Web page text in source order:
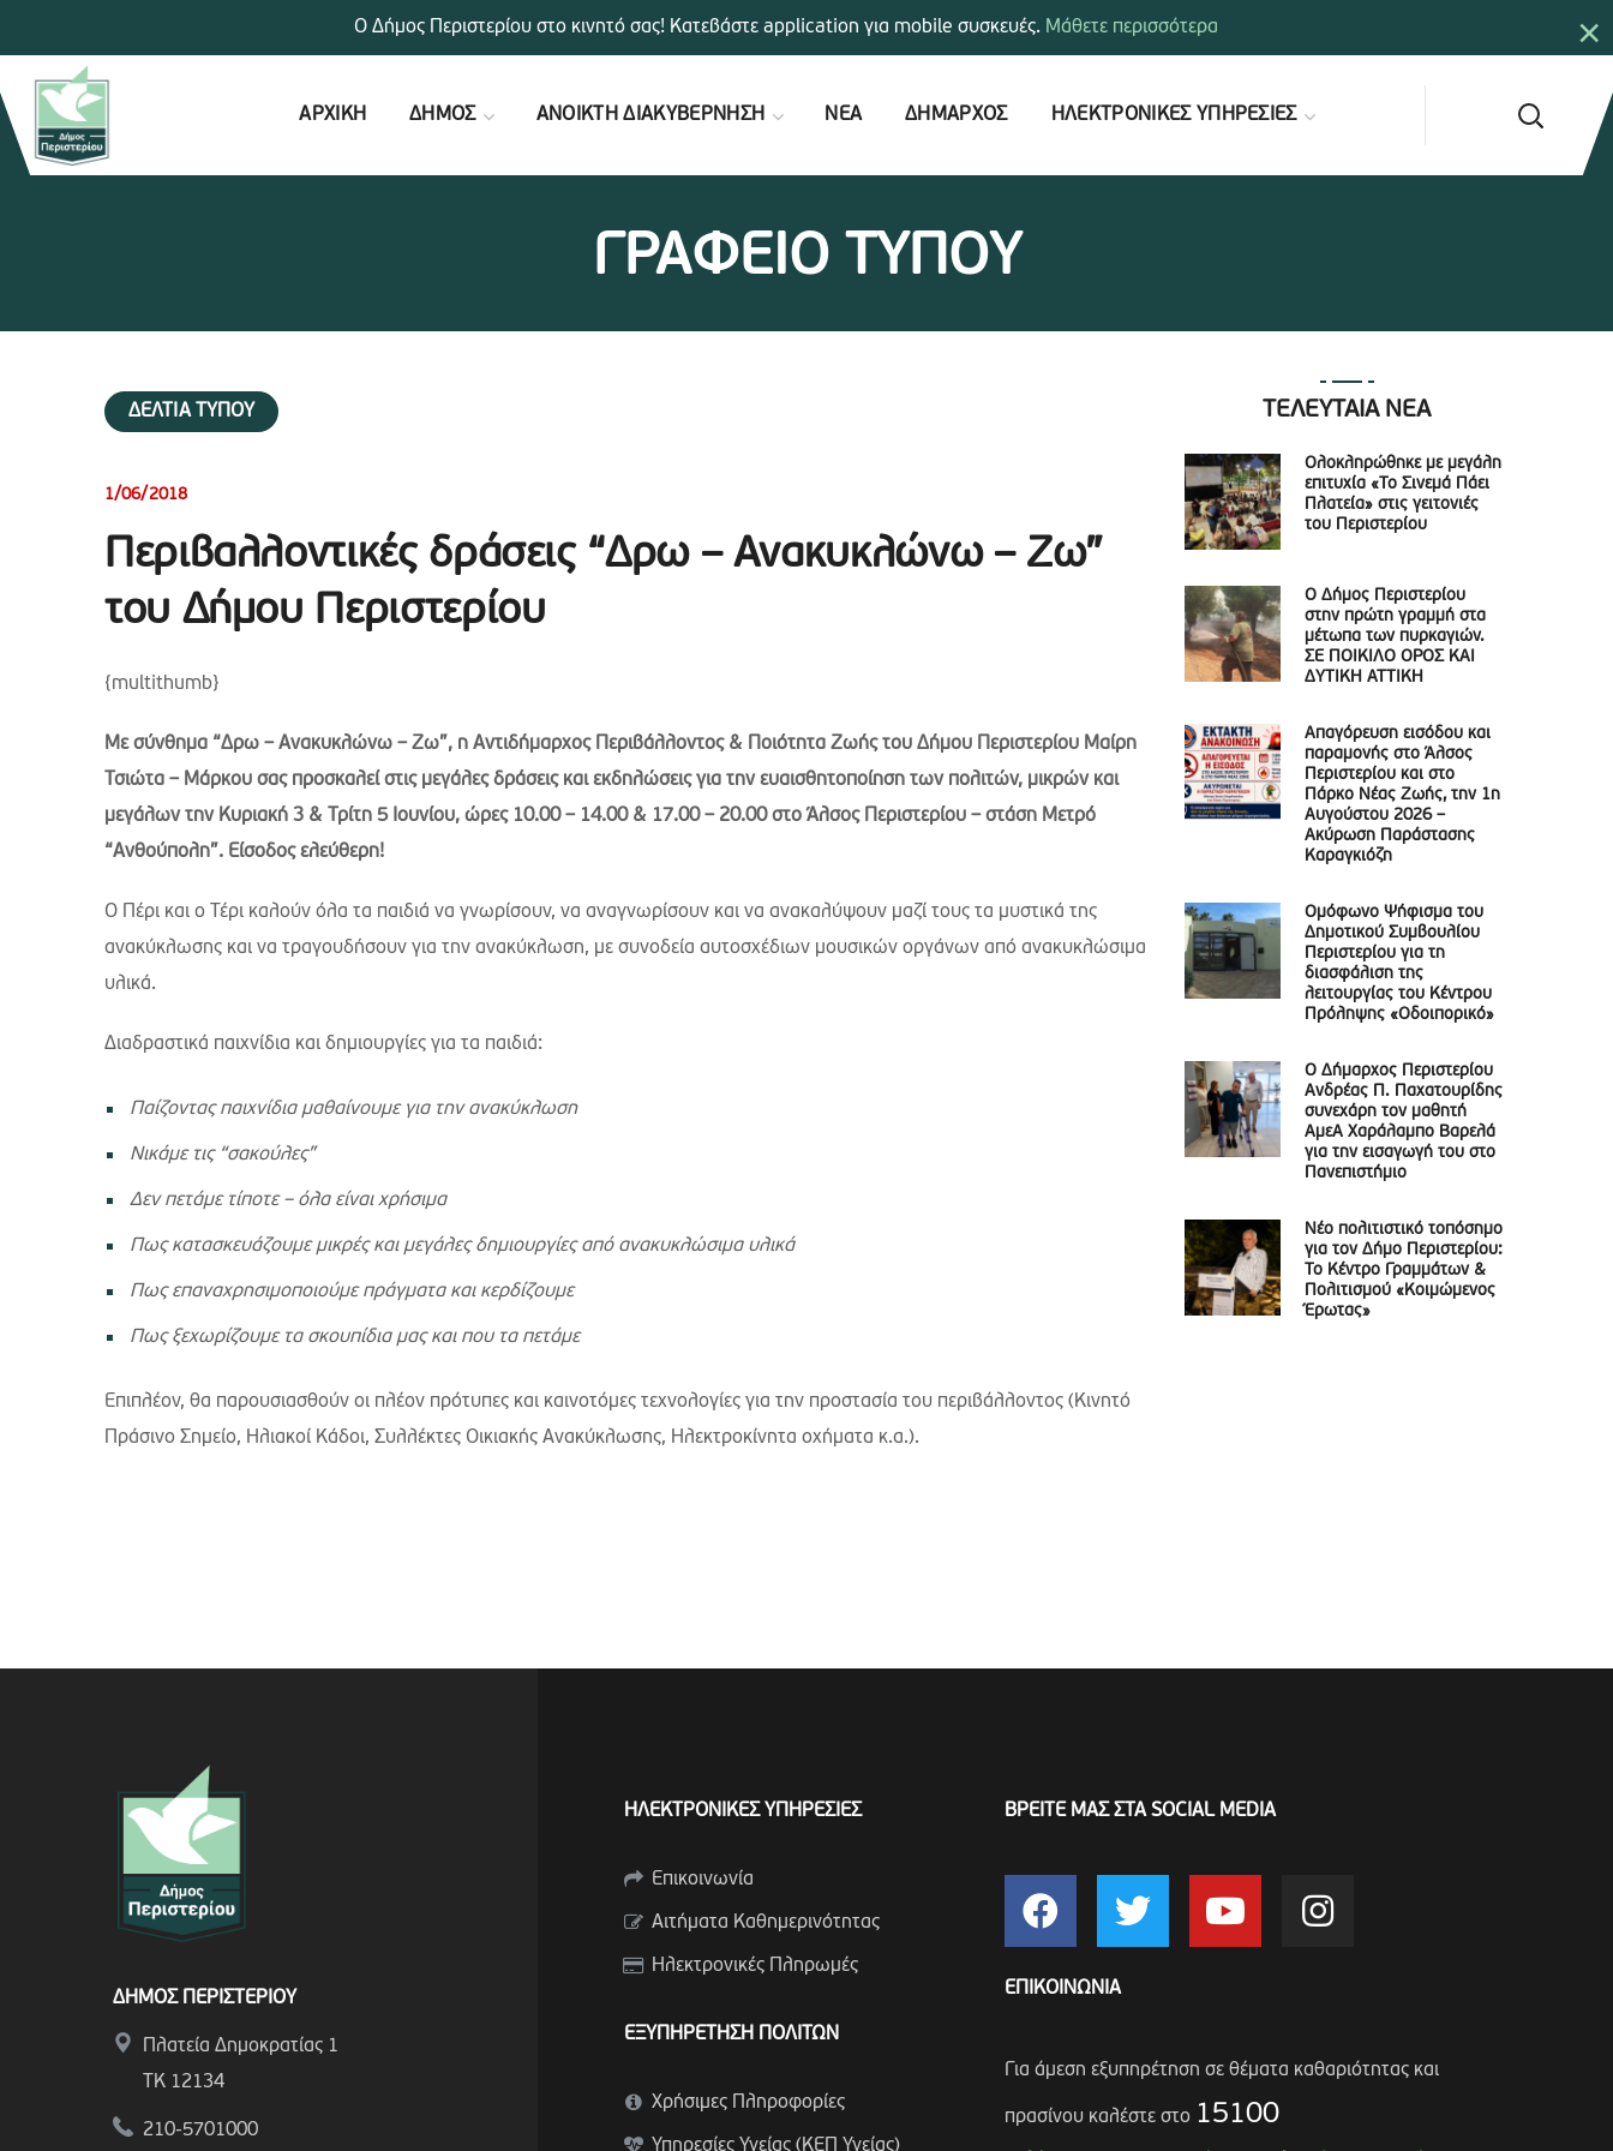
ΑΡΧΙΚΗ ΔΗΜΟΣ ΑΝΟΙΚΤΗ ΔΙΑΚΥΒΕΡΝΗΣΗ ΝΕΑ ΔΗΜΑΡΧΟΣ ΗΛΕΚΤΡΟΝΙΚΕΣ ΥΠΗΡΕΣΙΕΣ
ΓΡΑΦΕΙΟ ΤΥΠΟΥ
ΔΕΛΤΙΑ ΤΥΠΟΥ
1/06/2018
Περιβαλλοντικές δράσεις “Δρω – Ανακυκλώνω – Ζω”
του Δήμου Περιστερίου
{multithumb}
Με σύνθημα “Δρω – Ανακυκλώνω – Ζω”, η Αντιδήμαρχος Περιβάλλοντος & Ποιότητα Ζωής του Δήμου Περιστερίου Μαίρη
Τσιώτα – Μάρκου σας προσκαλεί στις μεγάλες δράσεις και εκδηλώσεις για την ευαισθητοποίηση των πολιτών, μικρών και
μεγάλων την Κυριακή 3 & Τρίτη 5 Ιουνίου, ώρες 10.00 – 14.00 & 17.00 – 20.00 στο Άλσος Περιστερίου – στάση Μετρό
“Ανθούπολη”. Είσοδος ελεύθερη!
Ο Πέρι και ο Τέρι καλούν όλα τα παιδιά να γνωρίσουν, να αναγνωρίσουν και να ανακαλύψουν μαζί τους τα μυστικά της
ανακύκλωσης και να τραγουδήσουν για την ανακύκλωση, με συνοδεία αυτοσχέδιων μουσικών οργάνων από ανακυκλώσιμα
υλικά.
Διαδραστικά παιχνίδια και δημιουργίες για τα παιδιά:
Παίζοντας παιχνίδια μαθαίνουμε για την ανακύκλωση
Νικάμε τις “σακούλες”
Δεν πετάμε τίποτε – όλα είναι χρήσιμα
Πως κατασκευάζουμε μικρές και μεγάλες δημιουργίες από ανακυκλώσιμα υλικά
Πως επαναχρησιμοποιούμε πράγματα και κερδίζουμε
Πως ξεχωρίζουμε τα σκουπίδια μας και που τα πετάμε
Επιπλέον, θα παρουσιασθούν οι πλέον πρότυπες και καινοτόμες τεχνολογίες για την προστασία του περιβάλλοντος (Κινητό
Πράσινο Σημείο, Ηλιακοί Κάδοι, Συλλέκτες Οικιακής Ανακύκλωσης, Ηλεκτροκίνητα οχήματα κ.α.).
ΤΕΛΕΥΤΑΙΑ ΝΕΑ
Ολοκληρώθηκε με μεγάλη
επιτυχία «Το Σινεμά Πάει
Πλατεία» στις γειτονιές
του Περιστερίου
Ο Δήμος Περιστερίου
στην πρώτη γραμμή στα
μέτωπα των πυρκαγιών.
ΣΕ ΠΟΙΚΙΛΟ ΟΡΟΣ ΚΑΙ
ΔΥΤΙΚΗ ΑΤΤΙΚΗ
Απαγόρευση εισόδου και
παραμονής στο Άλσος
Περιστερίου και στο
Πάρκο Νέας Ζωής, την 1η
Αυγούστου 2026 –
Ακύρωση Παράστασης
Καραγκιόζη
Ομόφωνο Ψήφισμα του
Δημοτικού Συμβουλίου
Περιστερίου για τη
διασφάλιση της
λειτουργίας του Κέντρου
Πρόληψης «Οδοιπορικό»
Ο Δήμαρχος Περιστερίου
Ανδρέας Π. Παχατουρίδης
συνεχάρη τον μαθητή
ΑμεΑ Χαράλαμπο Βαρελά
για την εισαγωγή του στο
Πανεπιστήμιο
Νέο πολιτιστικό τοπόσημο
για τον Δήμο Περιστερίου:
Το Κέντρο Γραμμάτων &
Πολιτισμού «Κοιμώμενος
Έρωτας»
ΔΗΜΟΣ ΠΕΡΙΣΤΕΡΙΟΥ
Πλατεία Δημοκρατίας 1
ΤΚ 12134
210-5701000
ΗΛΕΚΤΡΟΝΙΚΕΣ ΥΠΗΡΕΣΙΕΣ
Επικοινωνία
Αιτήματα Καθημερινότητας
Ηλεκτρονικές Πληρωμές
ΕΞΥΠΗΡΕΤΗΣΗ ΠΟΛΙΤΩΝ
Χρήσιμες Πληροφορίες
Υπηρεσίες Υγείας (ΚΕΠ Υγείας)
ΒΡΕΙΤΕ ΜΑΣ ΣΤΑ SOCIAL MEDIA
ΕΠΙΚΟΙΝΩΝΙΑ
Για άμεση εξυπηρέτηση σε θέματα καθαριότητας και
πρασίνου καλέστε στο 15100
×
Ο Δήμος Περιστερίου στο κινητό σας! Κατεβάστε application για mobile συσκευές. Μάθετε περισσότερα